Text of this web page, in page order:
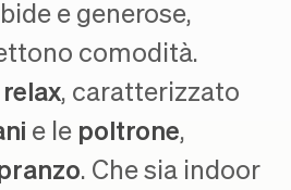
e generose,
comodità.
, caratterizzato
e le poltrone,
. Che sia indoor